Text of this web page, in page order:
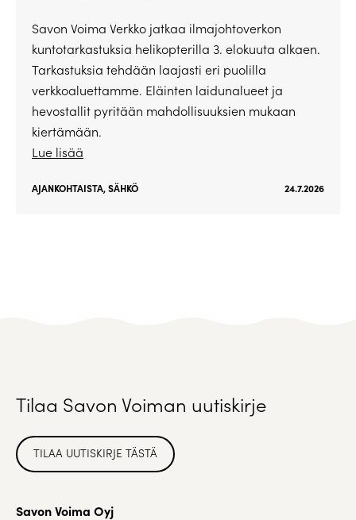
Savon Voima Verkko jatkaa ilmajohtoverkon
kuntotarkastuksia helikopterilla 3. elokuuta alkaen.
Tarkastuksia tehdään laajasti eri puolilla
verkkoaluettamme. Eläinten laidunalueet ja
hevostallit pyritään mahdollisuuksien mukaan
kiertämään.
Lue lisää
AJANKOHTAISTA,SÄHKÖ 24.7.2026
Tilaa Savon Voiman uutiskirje
TILAA UUTISKIRJE TÄSTÄ
Savon Voima Oyj